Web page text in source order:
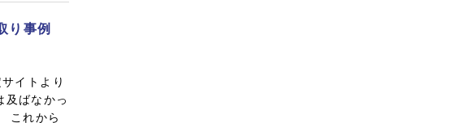
り事例
イトより
ばなかっ
これから